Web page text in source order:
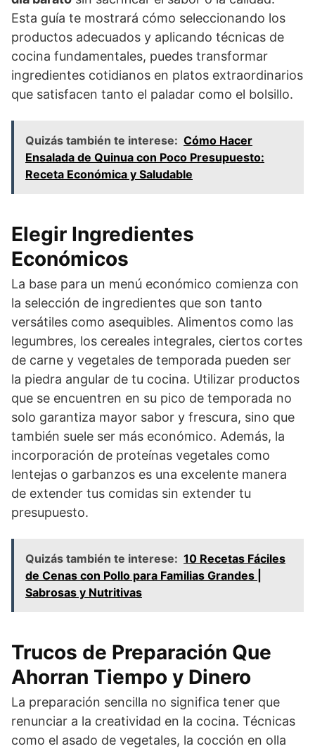
Esta guía te mostrará cómo seleccionando los
productos adecuados y aplicando técnicas de
cocina fundamentales, puedes transformar
ingredientes cotidianos en platos extraordinarios
que satisfacen tanto el paladar como el bolsillo.
Quizás también te interese: Cómo Hacer
Ensalada de Quinua con Poco Presupuesto:
Receta Económica y Saludable
Elegir Ingredientes
Económicos
La base para un menú económico comienza con
la selección de ingredientes que son tanto
versátiles como asequibles. Alimentos como las
legumbres, los cereales integrales, ciertos cortes
de carne y vegetales de temporada pueden ser
la piedra angular de tu cocina. Utilizar productos
que se encuentren en su pico de temporada no
solo garantiza mayor sabor y frescura, sino que
también suele ser más económico. Además, la
incorporación de proteínas vegetales como
lentejas o garbanzos es una excelente manera
de extender tus comidas sin extender tu
presupuesto.
Quizás también te interese: 10 Recetas Fáciles
de Cenas con Pollo para Familias Grandes |
Sabrosas y Nutritivas
Trucos de Preparación Que
Ahorran Tiempo y Dinero
La preparación sencilla no significa tener que
renunciar a la creatividad en la cocina. Técnicas
como el asado de vegetales, la cocción en olla